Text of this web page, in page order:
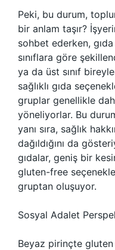
Peki, bu durum,
bir anlam taşır?
sohbet ederken, gıda
sınıflara göre
ya da üst sınıf
sağlıklı gıda
gruplar genellikle
yöneliyorlar. Bu
yanı sıra, sağlık
dağıldığını da
gıdalar, geniş bir
gluten-free
gruptan oluşuyor.
Sosyal Adalet
Beyaz pirinçte gluten